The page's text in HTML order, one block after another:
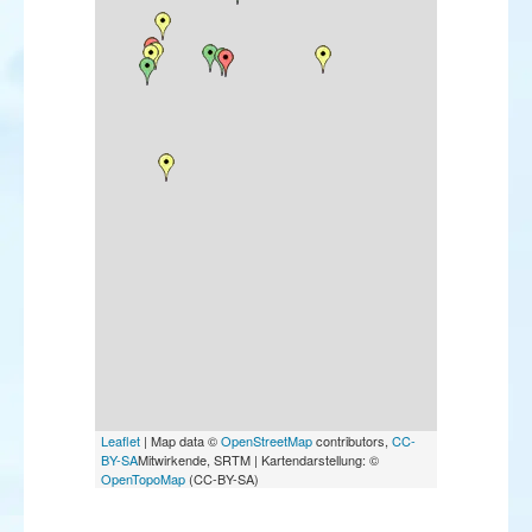
Leaflet | Map data ©OpenStreetMapcontributors, CC-
BY-SAMitwirkende, SRTM | Kartendarstellung: ©
OpenTopoMap (CC-BY-SA)